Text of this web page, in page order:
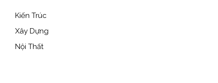
Kiến Trúc
Xây Dựng
Nội Thất